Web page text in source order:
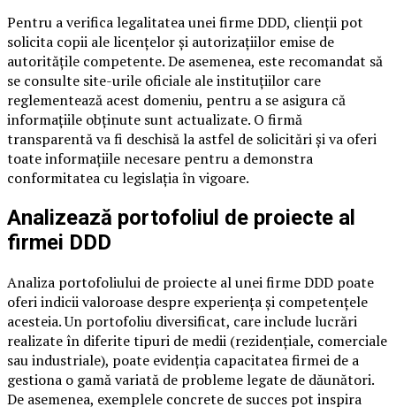
Pentru a verifica legalitatea unei firme DDD, clienții pot
solicita copii ale licențelor și autorizațiilor emise de
autoritățile competente. De asemenea, este recomandat să
se consulte site-urile oficiale ale instituțiilor care
reglementează acest domeniu, pentru a se asigura că
informațiile obținute sunt actualizate. O firmă
transparentă va fi deschisă la astfel de solicitări și va oferi
toate informațiile necesare pentru a demonstra
conformitatea cu legislația în vigoare.
Analizează portofoliul de proiecte al
firmei DDD
Analiza portofoliului de proiecte al unei firme DDD poate
oferi indicii valoroase despre experiența și competențele
acesteia. Un portofoliu diversificat, care include lucrări
realizate în diferite tipuri de medii (rezidențiale, comerciale
sau industriale), poate evidenția capacitatea firmei de a
gestiona o gamă variată de probleme legate de dăunători.
De asemenea, exemplele concrete de succes pot inspira